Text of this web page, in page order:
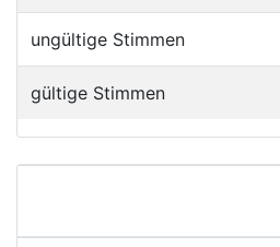
ungültige Stimmen
gültige Stimmen